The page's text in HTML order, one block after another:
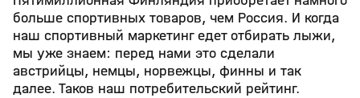
больше спортивных товаров, чем Россия. И когда
наш спортивный маркетинг едет отбирать лыжи,
мы уже знаем: перед нами это сделали
австрийцы, немцы, норвежцы, финны и так
далее. Таков наш потребительский рейтинг.